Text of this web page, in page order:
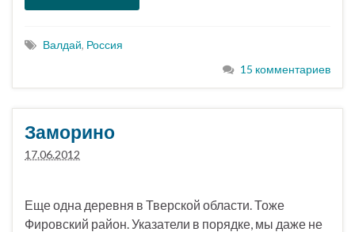
Валдай, Россия
15 комментариев
Заморино
17.06.2012
Еще одна деревня в Тверской области. Тоже
Фировский район. Указатели в порядке, мы даже не